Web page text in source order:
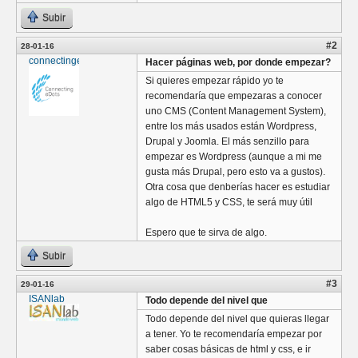
Subir
28-01-16
#2
connectingedots
Hacer páginas web, por donde empezar?
Si quieres empezar rápido yo te
recomendaría que empezaras a conocer
uno CMS (Content Management System),
entre los más usados están Wordpress,
Drupal y Joomla. El más senzillo para
empezar es Wordpress (aunque a mi me
gusta más Drupal, pero esto va a gustos).
Otra cosa que denberías hacer es estudiar
algo de HTML5 y CSS, te será muy útil
Espero que te sirva de algo.
Subir
29-01-16
#3
ISANlab
Todo depende del nivel que
Todo depende del nivel que quieras llegar
a tener. Yo te recomendaría empezar por
saber cosas básicas de html y css, e ir